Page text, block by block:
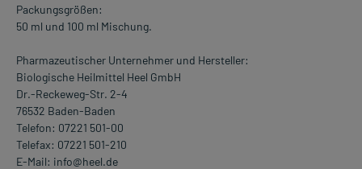
Packungsgrößen:
50 ml und 100 ml Mischung.
Pharmazeutischer Unternehmer und Hersteller:
Biologische Heilmittel Heel GmbH
Dr.-Reckeweg-Str. 2-4
76532 Baden-Baden
Telefon: 07221 501-00
Telefax: 07221 501-210
E-Mail: info@heel.de